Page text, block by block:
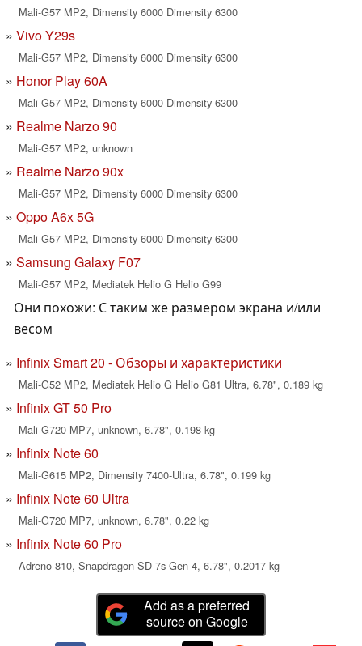
Mali-G57 MP2, Dimensity 6000 Dimensity 6300
Vivo Y29s
Mali-G57 MP2, Dimensity 6000 Dimensity 6300
Honor Play 60A
Mali-G57 MP2, Dimensity 6000 Dimensity 6300
Realme Narzo 90
Mali-G57 MP2, unknown
Realme Narzo 90x
Mali-G57 MP2, Dimensity 6000 Dimensity 6300
Oppo A6x 5G
Mali-G57 MP2, Dimensity 6000 Dimensity 6300
Samsung Galaxy F07
Mali-G57 MP2, Mediatek Helio G Helio G99
Они похожи: С таким же размером экрана и/или
весом
Infinix Smart 20 - Обзоры и характеристики
Mali-G52 MP2, Mediatek Helio G Helio G81 Ultra, 6.78", 0.189 kg
Infinix GT 50 Pro
Mali-G720 MP7, unknown, 6.78", 0.198 kg
Infinix Note 60
Mali-G615 MP2, Dimensity 7400-Ultra, 6.78", 0.199 kg
Infinix Note 60 Ultra
Mali-G720 MP7, unknown, 6.78", 0.22 kg
Infinix Note 60 Pro
Adreno 810, Snapdragon SD 7s Gen 4, 6.78", 0.2017 kg
Add as a preferred
source on Google